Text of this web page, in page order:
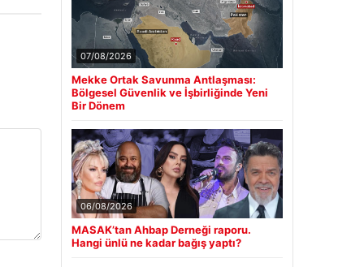
07/08/2026
Mekke Ortak Savunma Antlaşması:
Bölgesel Güvenlik ve İşbirliğinde Yeni
Bir Dönem
06/08/2026
MASAK’tan Ahbap Derneği raporu.
Hangi ünlü ne kadar bağış yaptı?